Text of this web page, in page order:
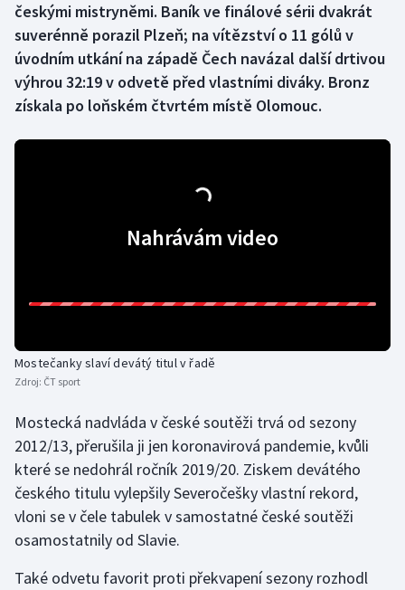
Box
Curling
Dostihy
Florbal
Jezdectví
Krasobruslení
Lezení
Lyže a snowboard
Moderní pětiboj
českými mistryněmi. Baník ve finálové sérii dvakrát
suverénně porazil Plzeň; na vítězství o 11 gólů v
úvodním utkání na západě Čech navázal další drtivou
výhrou 32:19 v odvetě před vlastními diváky. Bronz
získala po loňském čtvrtém místě Olomouc.
Nahrávám video
Mostečanky slaví devátý titul v řadě
Zdroj: ČT sport
Mostecká nadvláda v české soutěži trvá od sezony
2012/13, přerušila ji jen koronavirová pandemie, kvůli
které se nedohrál ročník 2019/20. Ziskem devátého
českého titulu vylepšily Severočešky vlastní rekord,
vloni se v čele tabulek v samostatné české soutěži
osamostatnily od Slavie.
Také odvetu favorit proti překvapení sezony rozhodl